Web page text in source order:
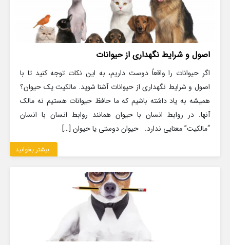
اصول و شرایط نگهداری از حیوانات
اگر حیوانات را واقعاً دوست داریم، به این نکات توجه کنید تا با
اصول و شرایط نگهداری از حیوانات آشنا شوید. مالکیت یک حیوان؟
همیشه به یاد داشته باشیم که ما حافظ حیوانات هستیم نه مالک
آنها. در روابط انسان با حیوان همانند روابط انسان با انسان
“مالکیت” معنایی ندارد. حیوان​ دوستی یا حیوان​ […]
بیشتر بخوانید